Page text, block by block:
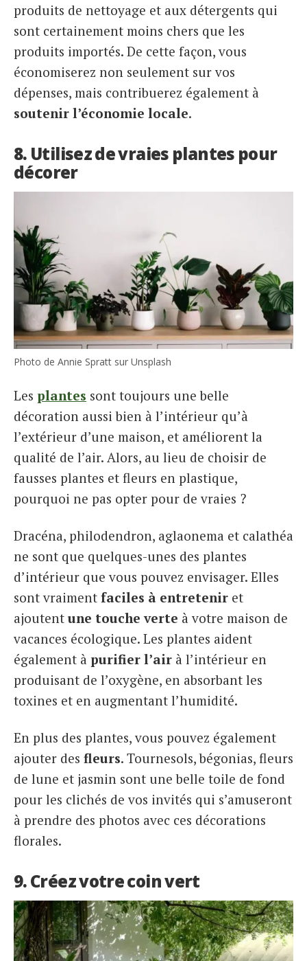
produits de nettoyage et aux détergents qui
sont certainement moins chers que les
produits importés. De cette façon, vous
économiserez non seulement sur vos
dépenses, mais contribuerez également à
soutenir l’économie locale.
8. Utilisez de vraies plantes pour
décorer
Photo de Annie Spratt sur Unsplash
Les plantes sont toujours une belle
décoration aussi bien à l’intérieur qu’à
l’extérieur d’une maison, et améliorent la
qualité de l’air. Alors, au lieu de choisir de
fausses plantes et fleurs en plastique,
pourquoi ne pas opter pour de vraies ?
Dracéna, philodendron, aglaonema et calathéa
ne sont que quelques-unes des plantes
d’intérieur que vous pouvez envisager. Elles
sont vraiment faciles à entretenir et
ajoutent une touche verte à votre maison de
vacances écologique. Les plantes aident
également à purifier l’air à l’intérieur en
produisant de l’oxygène, en absorbant les
toxines et en augmentant l’humidité.
En plus des plantes, vous pouvez également
ajouter des fleurs. Tournesols, bégonias, fleurs
de lune et jasmin sont une belle toile de fond
pour les clichés de vos invités qui s’amuseront
à prendre des photos avec ces décorations
florales.
9. Créez votre coin vert